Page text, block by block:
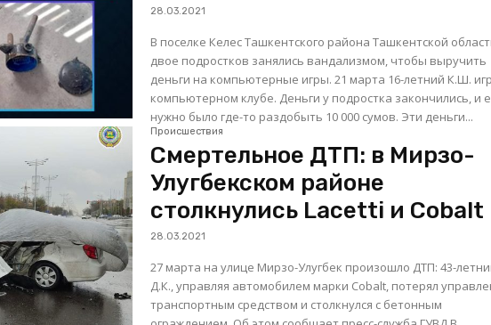
28.03.2021
В поселке Келес Ташкентского района Ташкентской
двое подростков занялись вандализмом, чтобы выручить
деньги на компьютерные игры. 21 марта 16-летний К.Ш. играл в
компьютерном клубе. Деньги у подростка закончились, и
нужно было где-то раздобыть 10 000 сумов. Эти деньги...
Происшествия
Смертельное ДТП: в Мирзо-
Улугбекском районе
столкнулись Lacetti и Cobalt
28.03.2021
27 марта на улице Мирзо-Улугбек произошло ДТП: 43-
Д.К., управляя автомобилем марки Cobalt, потерял
транспортным средством и столкнулся с бетонным